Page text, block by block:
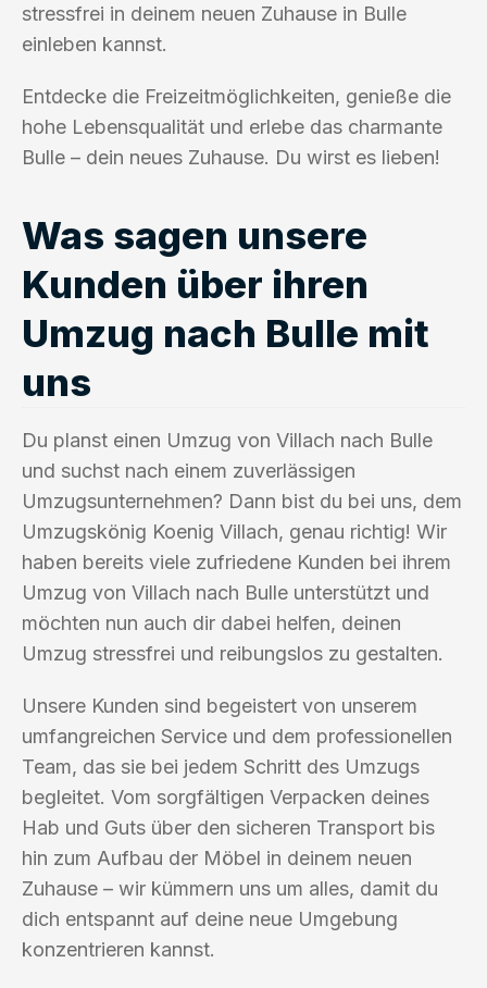
stressfrei in deinem neuen Zuhause in Bulle
einleben kannst.
Entdecke die Freizeitmöglichkeiten, genieße die
hohe Lebensqualität und erlebe das charmante
Bulle – dein neues Zuhause. Du wirst es lieben!
Was sagen unsere
Kunden über ihren
Umzug nach Bulle mit
uns
Du planst einen Umzug von Villach nach Bulle
und suchst nach einem zuverlässigen
Umzugsunternehmen? Dann bist du bei uns, dem
Umzugskönig Koenig Villach, genau richtig! Wir
haben bereits viele zufriedene Kunden bei ihrem
Umzug von Villach nach Bulle unterstützt und
möchten nun auch dir dabei helfen, deinen
Umzug stressfrei und reibungslos zu gestalten.
Unsere Kunden sind begeistert von unserem
umfangreichen Service und dem professionellen
Team, das sie bei jedem Schritt des Umzugs
begleitet. Vom sorgfältigen Verpacken deines
Hab und Guts über den sicheren Transport bis
hin zum Aufbau der Möbel in deinem neuen
Zuhause – wir kümmern uns um alles, damit du
dich entspannt auf deine neue Umgebung
konzentrieren kannst.